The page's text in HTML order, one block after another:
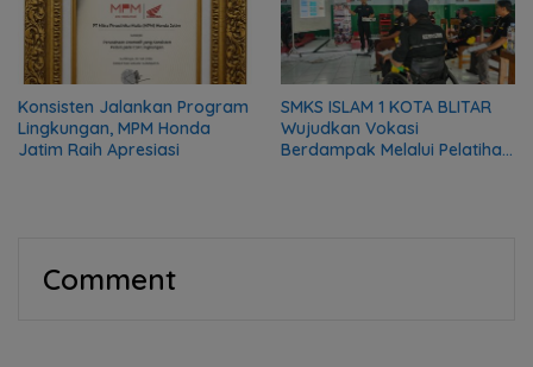
Konsisten Jalankan Program
Lingkungan, MPM Honda
Jatim Raih Apresiasi
SMKS ISLAM 1 KOTA BLITAR
Wujudkan Vokasi
Berdampak Melalui Pelatihan
Comment